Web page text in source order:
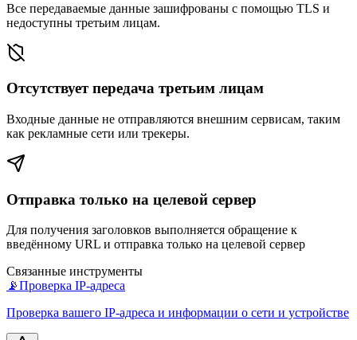
Все передаваемые данные зашифрованы с помощью TLS и
недоступны третьим лицам.
Отсутствует передача третьим лицам
Входные данные не отправляются внешним сервисам, таким
как рекламные сети или трекеры.
Отправка только на целевой сервер
Для получения заголовков выполняется обращение к
введённому URL и отправка только на целевой сервер
Связанные инструменты
📡Проверка IP-адреса
Проверка вашего IP-адреса и информации о сети и устройстве